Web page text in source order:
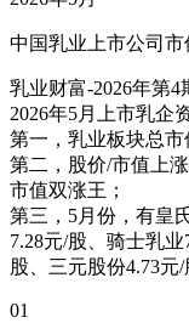
中国乳业上市公司
乳业财富-2026年第4
2026年5月上市乳企
第一，乳业板块总市
第二，股价/市值上
市值双涨王；
第三，5月份，有皇
7.28元/股、骑士乳
股、三元股份4.73元
01